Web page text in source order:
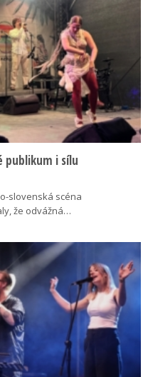
publikum i sílu
slovenská scéna
že odvážná…